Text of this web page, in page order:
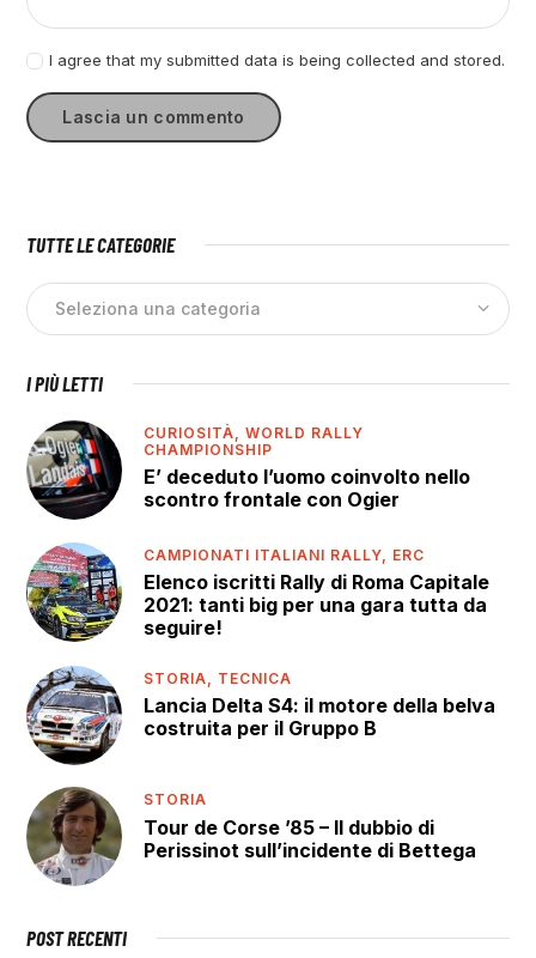
I agree that my submitted data is being collected and stored.
TUTTE LE CATEGORIE
I PIÙ LETTI
CURIOSITÀ,WORLD RALLY
CHAMPIONSHIP
E’ deceduto l’uomo coinvolto nello
scontro frontale con Ogier
CAMPIONATI ITALIANI RALLY, ERC
Elenco iscritti Rally di Roma Capitale
2021: tanti big per una gara tutta da
seguire!
STORIA, TECNICA
Lancia Delta S4: il motore della belva
costruita per il Gruppo B
STORIA
Tour de Corse ’85 – Il dubbio di
Perissinot sull’incidente di Bettega
POST RECENTI